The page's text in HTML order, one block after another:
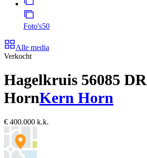
Foto's50
Alle media
Verkocht
Hagelkruis 56085 DR
HornKern Horn
€ 400.000 k.k.